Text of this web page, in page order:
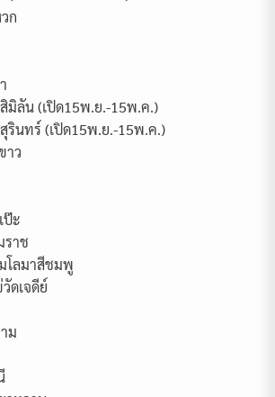
ก
มิลัน (เปิด15พ.ย.-15พ.ค.)
รินทร์ (เปิด15พ.ย.-15พ.ค.)
าว
ป๊ะ
าช
ลมาสีชมพู
ดเจดีย์
ม